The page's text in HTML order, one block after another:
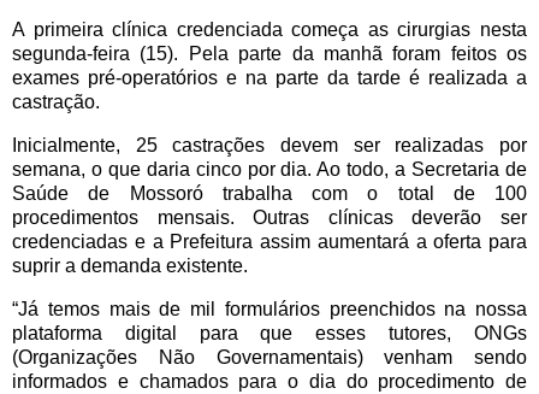
A primeira clínica credenciada começa as cirurgias nesta
segunda-feira (15). Pela parte da manhã foram feitos os
exames pré-operatórios e na parte da tarde é realizada a
castração.
Inicialmente, 25 castrações devem ser realizadas por
semana, o que daria cinco por dia. Ao todo, a Secretaria de
Saúde de Mossoró trabalha com o total de 100
procedimentos mensais. Outras clínicas deverão ser
credenciadas e a Prefeitura assim aumentará a oferta para
suprir a demanda existente.
“Já temos mais de mil formulários preenchidos na nossa
plataforma digital para que esses tutores, ONGs
(Organizações Não Governamentais) venham sendo
informados e chamados para o dia do procedimento de